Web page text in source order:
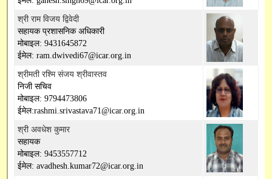
श्री राम विजय द्विवेदी
सहायक प्रशासनिक अधिकारी
मोबाइल: 9431645872
ईमेल: ram.dwivedi67@icar.org.in
श्रीमती रश्मि संजय श्रीवास्तव
निजी सचिव
मोबाइल: 9794473806
ईमेल:rashmi.srivastava71@icar.org.in
श्री अवधेश कुमार
सहायक
मोबाइल: 9453557712
ईमेल: avadhesh.kumar72@icar.org.in